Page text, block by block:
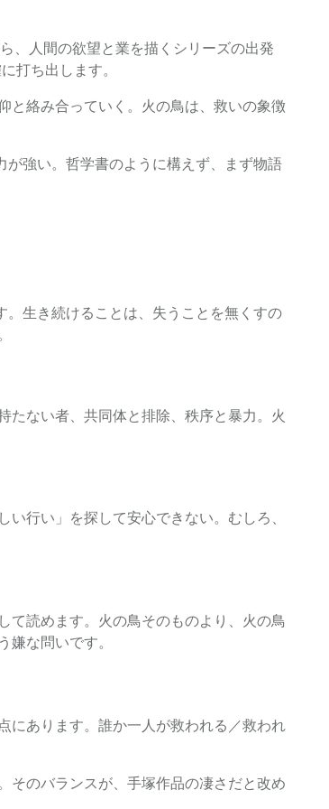
、人間の欲望と業を描くシリーズの出発
打ち出します。
と絡み合っていく。火の鳥は、救いの象徴
強い。哲学書のように構えず、まず物語
生き続けることは、失うことを無くすの
たない者、共同体と排除、秩序と暴力。火
行い」を探して安心できない。むしろ、
て読めます。火の鳥そのものより、火の鳥
な問いです。
にあります。誰か一人が救われる／救われ
そのバランスが、手塚作品の凄さだと改め